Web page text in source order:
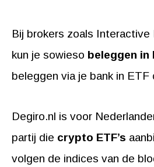
Bij brokers zoals Interactive
kun je sowieso beleggen in
beleggen via je bank in ETF
Degiro.nl is voor
partij die crypto ETF’s
volgen de indices van de